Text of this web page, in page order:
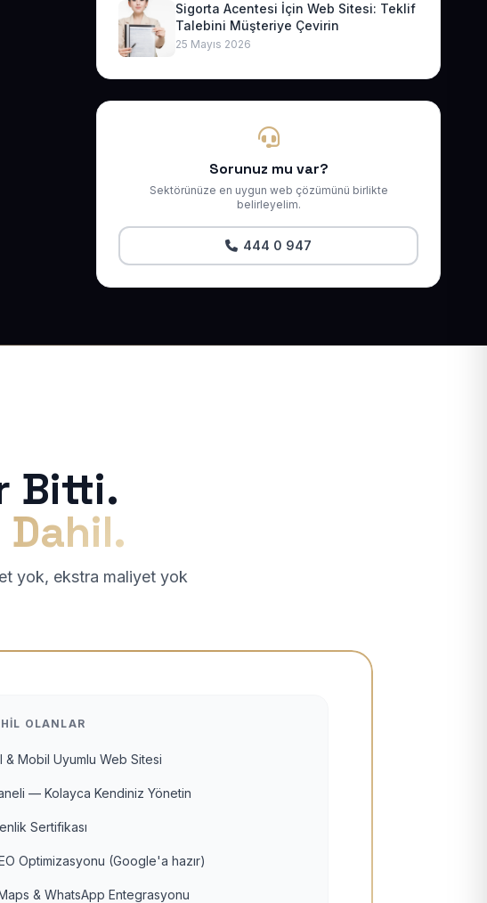
Sigorta Acentesi İçin Web Sitesi: Teklif
Talebini Müşteriye Çevirin
25 Mayıs 2026
Sorunuz mu var?
Sektörünüze en uygun web çözümünü birlikte
belirleyelim.
444 0 947
Bitti.
yok, ekstra maliyet yok
OLANLAR
& Mobil Uyumlu Web Sitesi
— Kolayca Kendiniz Yönetin
Sertifikası
Optimizasyonu (Google'a hazır)
& WhatsApp Entegrasyonu